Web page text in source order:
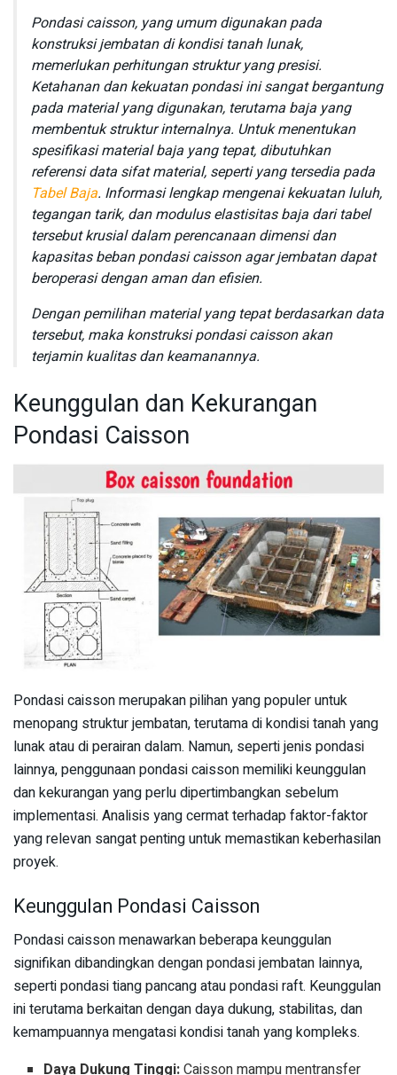
Pondasi caisson, yang umum digunakan pada
konstruksi jembatan di kondisi tanah lunak,
memerlukan perhitungan struktur yang presisi.
Ketahanan dan kekuatan pondasi ini sangat bergantung
pada material yang digunakan, terutama baja yang
membentuk struktur internalnya. Untuk menentukan
spesifikasi material baja yang tepat, dibutuhkan
referensi data sifat material, seperti yang tersedia pada
Tabel Baja. Informasi lengkap mengenai kekuatan luluh,
tegangan tarik, dan modulus elastisitas baja dari tabel
tersebut krusial dalam perencanaan dimensi dan
kapasitas beban pondasi caisson agar jembatan dapat
beroperasi dengan aman dan efisien.
Dengan pemilihan material yang tepat berdasarkan data
tersebut, maka konstruksi pondasi caisson akan
terjamin kualitas dan keamanannya.
Keunggulan dan Kekurangan
Pondasi Caisson
Pondasi caisson merupakan pilihan yang populer untuk
menopang struktur jembatan, terutama di kondisi tanah yang
lunak atau di perairan dalam. Namun, seperti jenis pondasi
lainnya, penggunaan pondasi caisson memiliki keunggulan
dan kekurangan yang perlu dipertimbangkan sebelum
implementasi. Analisis yang cermat terhadap faktor-faktor
yang relevan sangat penting untuk memastikan keberhasilan
proyek.
Keunggulan Pondasi Caisson
Pondasi caisson menawarkan beberapa keunggulan
signifikan dibandingkan dengan pondasi jembatan lainnya,
seperti pondasi tiang pancang atau pondasi raft. Keunggulan
ini terutama berkaitan dengan daya dukung, stabilitas, dan
kemampuannya mengatasi kondisi tanah yang kompleks.
Daya Dukung Tinggi:Caisson mampu mentransfer